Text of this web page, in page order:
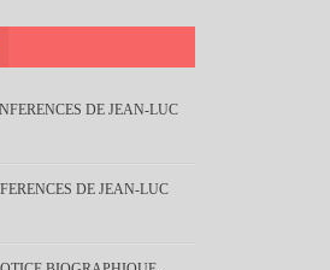
DE JEAN-LUC
DE JEAN-LUC